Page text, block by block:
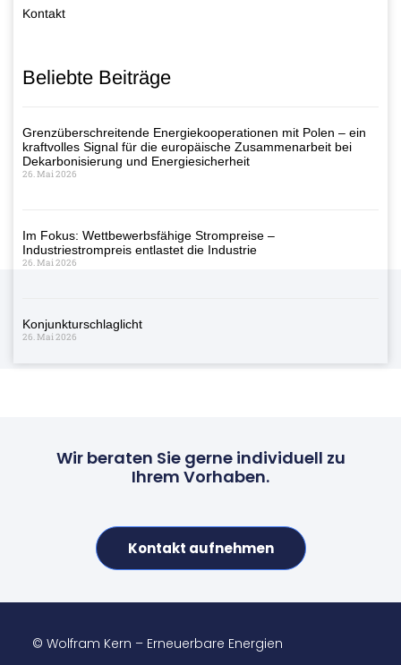
Kontakt
Beliebte Beiträge
Grenzüberschreitende Energiekooperationen mit Polen – ein
kraftvolles Signal für die europäische Zusammenarbeit bei
Dekarbonisierung und Energiesicherheit
26. Mai 2026
Im Fokus: Wettbewerbsfähige Strompreise –
Industriestrompreis entlastet die Industrie
26. Mai 2026
Konjunkturschlaglicht
26. Mai 2026
Wir beraten Sie gerne individuell zu
Ihrem Vorhaben.
Kontakt aufnehmen
© Wolfram Kern – Erneuerbare Energien